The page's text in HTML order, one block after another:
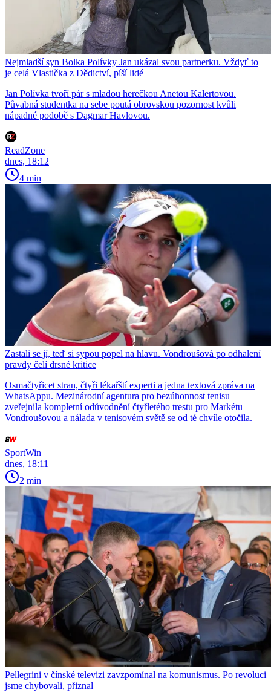
Nejmladší syn Bolka Polívky Jan ukázal svou partnerku. Vždyť to
je celá Vlastička z Dědictví, píší lidé
Jan Polívka tvoří pár s mladou herečkou Anetou Kalertovou.
Půvabná studentka na sebe poutá obrovskou pozornost kvůli
nápadné podobě s Dagmar Havlovou.
ReadZone
dnes, 18:12
4 min
Zastali se jí, teď si sypou popel na hlavu. Vondroušová po odhalení
pravdy čelí drsné kritice
Osmačtyřicet stran, čtyři lékařští experti a jedna textová zpráva na
WhatsAppu. Mezinárodní agentura pro bezúhonnost tenisu
zveřejnila kompletní odůvodnění čtyřletého trestu pro Markétu
Vondroušovou a nálada v tenisovém světě se od té chvíle otočila.
SportWin
dnes, 18:11
2 min
Pellegrini v čínské televizi zavzpomínal na komunismus. Po revoluci
jsme chybovali, přiznal